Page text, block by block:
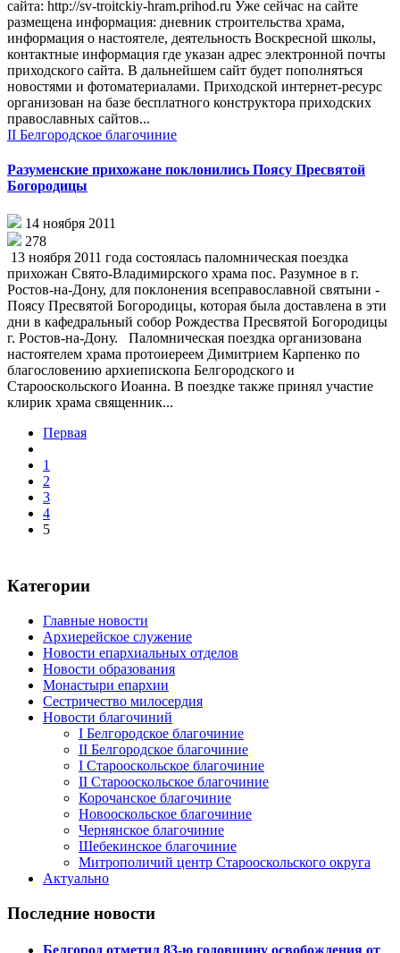
сайта: http://sv-troitckiy-hram.prihod.ru Уже сейчас на сайте
размещена информация: дневник строительства храма,
информация о настоятеле, деятельность Воскресной школы,
контактные информация где указан адрес электронной почты
приходского сайта. В дальнейшем сайт будет пополняться
новостями и фотоматериалами. Приходской интернет-ресурс
организован на базе бесплатного конструктора приходских
православных сайтов...
II Белгородское благочиние
Разуменские прихожане поклонились Поясу Пресвятой
Богородицы
14 ноября 2011
278
13 ноября 2011 года состоялась паломническая поездка
прихожан Свято-Владимирского храма пос. Разумное в г.
Ростов-на-Дону, для поклонения всеправославной святыни -
Поясу Пресвятой Богородицы, которая была доставлена в эти
дни в кафедральный собор Рождества Пресвятой Богородицы
г. Ростов-на-Дону. Паломническая поездка организована
настоятелем храма протоиереем Димитрием Карпенко по
благословению архиепископа Белгородского и
Старооскольского Иоанна. В поездке также принял участие
клирик храма священник...
Первая
1
2
3
4
5
Категории
Главные новости
Архиерейское служение
Новости епархиальных отделов
Новости образования
Монастыри епархии
Сестричество милосердия
Новости благочиний
I Белгородское благочиние
II Белгородское благочиние
I Старооскольское благочиние
II Старооскольское благочиние
Корочанское благочиние
Новооскольское благочиние
Чернянское благочиние
Шебекинское благочиние
Митрополичий центр Старооскольского округа
Актуально
Последние новости
Белгород отметил 83-ю годовщину освобождения от